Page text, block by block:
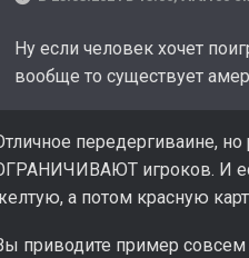
Ну если человек хочет
вообще то существует
передергиваине,
игроков. И
а потом красную
приводите пример